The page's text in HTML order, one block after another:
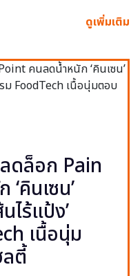
ดูเพิ่มเติม
ดล็อก Pain
คินเซน’
ไร้แป้ง’
เนื้อนุ่ม
ตี้